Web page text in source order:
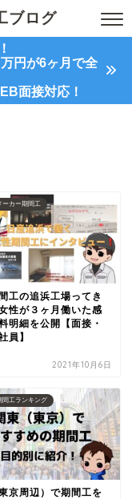
ブログ
円が6ヶ月で全
面接対応！
ーカー期間工
工の追浜工場ってき
性が３ヶ月働いた感
明細を公開【面接・
員】
2021年10月6日
間工ランキング
京周辺）で期間工を